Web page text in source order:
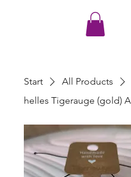
Start
All Products
helles Tigerauge (gold)